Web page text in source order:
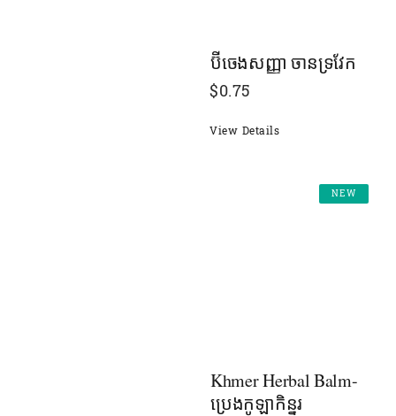
ប៊ីចេងសញ្ញា ចានទ្រវែក
$0.75
View Details
NEW
Khmer Herbal Balm-
ប្រេងកូឡាកិន្នរ